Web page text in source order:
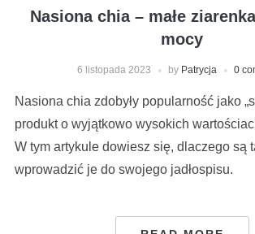
Nasiona chia – małe
mocy
6 listopada 2023 by Patrycja 0
Nasiona chia zdobyły popularność jako
produkt o wyjątkowo wysokich
W tym artykule dowiesz się, dlaczego są
wprowadzić je do swojego jadłospisu.